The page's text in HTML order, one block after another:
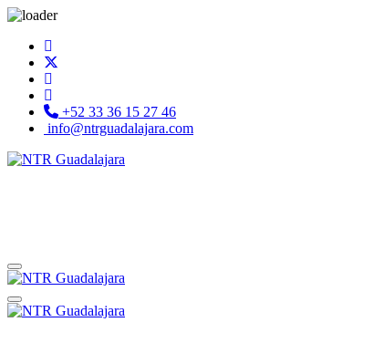
+52 33 36 15 27 46
info@ntrguadalajara.com